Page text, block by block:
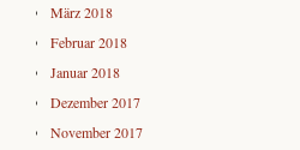
März 2018
Februar 2018
Januar 2018
Dezember 2017
November 2017